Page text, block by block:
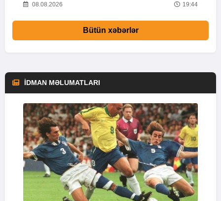
08.08.2026 19:44
Bütün xəbərlər
İDMAN MƏLUMATLARI